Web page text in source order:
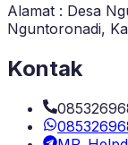
Alamat : Desa
Nguntoronadi,
Kontak